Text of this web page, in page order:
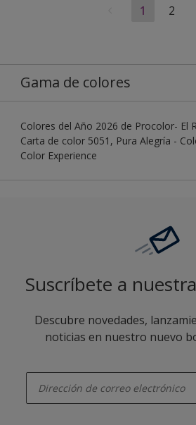
1 2
Gama de colores
Colores del Año 2026 de Procolor- El
Carta de color 5051, Pura Alegría -
Color Experience
Suscríbete a
Descubre novedades,
noticias en nuestro nuevo